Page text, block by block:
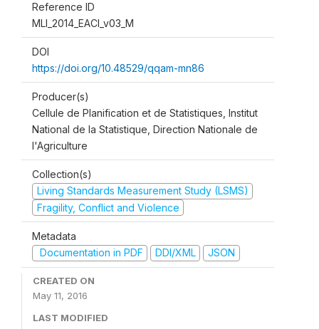
Reference ID
MLI_2014_EACI_v03_M
DOI
https://doi.org/10.48529/qqam-mn86
Producer(s)
Cellule de Planification et de Statistiques, Institut
National de la Statistique, Direction Nationale de
l'Agriculture
Collection(s)
Living Standards Measurement Study (LSMS)
Fragility, Conflict and Violence
Metadata
Documentation in PDF
DDI/XML JSON
CREATED ON
May 11, 2016
LAST MODIFIED